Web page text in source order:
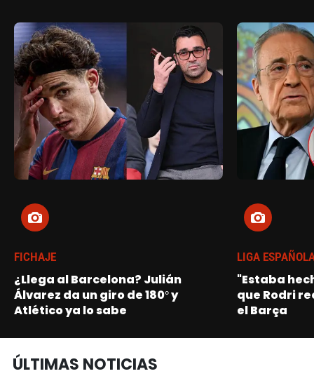
FICHAJE
¿Llega al Barcelona? Julián
Álvarez da un giro de 180° y
Atlético ya lo sabe
LIGA
"Estaba
que Rodri
el Barça
ÚLTIMAS NOTICIAS